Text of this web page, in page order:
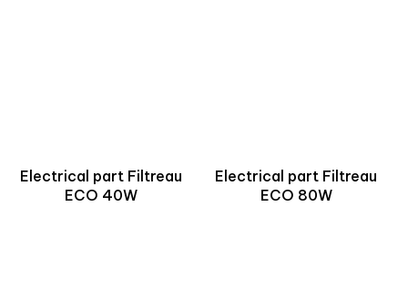
Electrical part Filtreau
ECO 40W
Electrical part Filtreau
ECO 80W